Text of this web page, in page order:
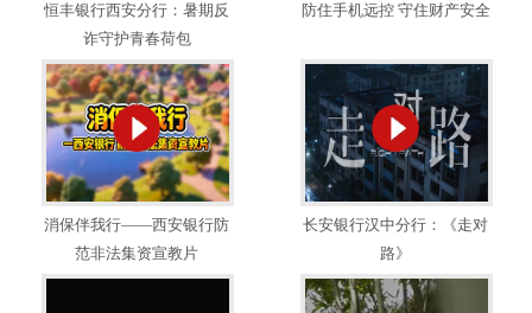
恒丰银行西安分行：暑期反
诈守护青春荷包
防住手机远控 守住财产安全
消保伴我行——西安银行防
范非法集资宣教片
长安银行汉中分行：《走对
路》